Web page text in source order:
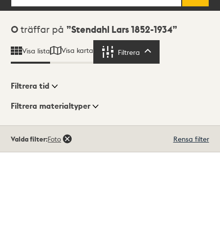
Sökresultat
0 träffar på Stendahl Lars 1852-1934
Visa lista Visa karta Filtrera
Visningsläge
Filtrera tid
Filtrera materialtyper
träffar
Valda filter:Foto Rensa filter